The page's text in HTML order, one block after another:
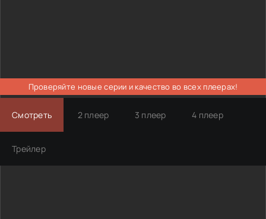
Проверяйте новые серии и качество во всех плеерах!
Смотреть 2 плеер 3 плеер 4 плеер
Трейлер